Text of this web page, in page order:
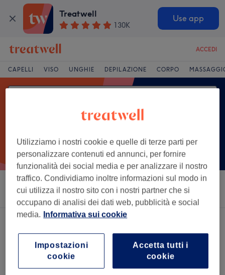
Treatwell
130K
Use app
ACCEDI
CAPELLI VISO UNGHIE DEPILAZIONE CORPO
Ordina per Saloni Offerte Express Valutazione
Un salone che offre:consulenza d'immagine a Sestri Ponente, Genova
Utilizziamo i nostri cookie e quelle di terze parti per
personalizzare contenuti ed annunci, per fornire
funzionalità dei social media e per analizzare il nostro
traffico. Condividiamo inoltre informazioni sul modo in
cui utilizza il nostro sito con i nostri partner che si
occupano di analisi dei dati web, pubblicità e social
media. Informativa sui cookie
Accetta tutti i
cookie
Impostazioni
cookie